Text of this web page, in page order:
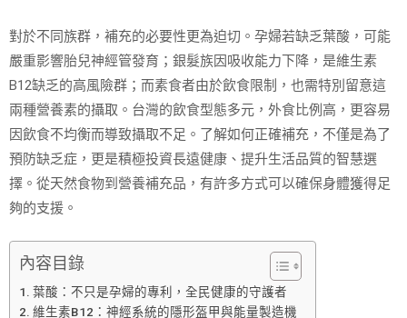
對於不同族群，補充的必要性更為迫切。孕婦若缺乏葉酸，可能
嚴重影響胎兒神經管發育；銀髮族因吸收能力下降，是維生素
B12缺乏的高風險群；而素食者由於飲食限制，也需特別留意這
兩種營養素的攝取。台灣的飲食型態多元，外食比例高，更容易
因飲食不均衡而導致攝取不足。了解如何正確補充，不僅是為了
預防缺乏症，更是積極投資長遠健康、提升生活品質的智慧選
擇。從天然食物到營養補充品，有許多方式可以確保身體獲得足
夠的支援。
內容目錄
葉酸：不只是孕婦的專利，全民健康的守護者
維生素B12：神經系統的隱形盔甲與能量製造機